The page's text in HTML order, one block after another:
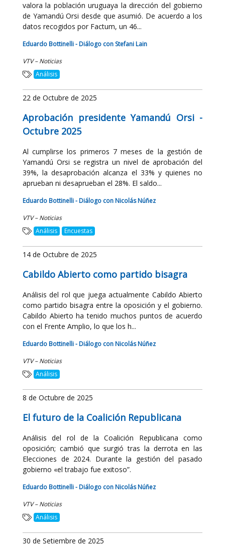
valora la población uruguaya la dirección del gobierno
de Yamandú Orsi desde que asumió. De acuerdo a los
datos recogidos por Factum, un 46...
Eduardo Bottinelli - Diálogo con Stefani Lain
VTV – Noticias
Análisis
22 de Octubre de 2025
Aprobación presidente Yamandú Orsi -
Octubre 2025
Al cumplirse los primeros 7 meses de la gestión de
Yamandú Orsi se registra un nivel de aprobación del
39%, la desaprobación alcanza el 33% y quienes no
aprueban ni desaprueban el 28%. El saldo...
Eduardo Bottinelli - Diálogo con Nicolás Núñez
VTV – Noticias
Análisis
Encuestas
14 de Octubre de 2025
Cabildo Abierto como partido bisagra
Análisis del rol que juega actualmente Cabildo Abierto
como partido bisagra entre la oposición y el gobierno.
Cabildo Abierto ha tenido muchos puntos de acuerdo
con el Frente Amplio, lo que los h...
Eduardo Bottinelli - Diálogo con Nicolás Núñez
VTV – Noticias
Análisis
8 de Octubre de 2025
El futuro de la Coalición Republicana
Análisis del rol de la Coalición Republicana como
oposición; cambió que surgió tras la derrota en las
Elecciones de 2024. Durante la gestión del pasado
gobierno «el trabajo fue exitoso”.
Eduardo Bottinelli - Diálogo con Nicolás Núñez
VTV – Noticias
Análisis
30 de Setiembre de 2025